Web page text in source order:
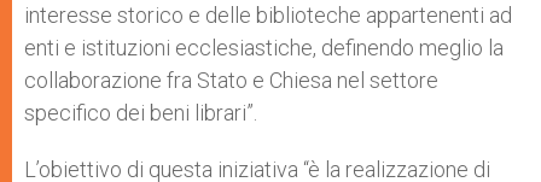
interesse storico e delle biblioteche appartenenti ad
enti e istituzioni ecclesiastiche, definendo meglio la
collaborazione fra Stato e Chiesa nel settore
specifico dei beni librari”.
L’obiettivo di questa iniziativa “è la realizzazione di